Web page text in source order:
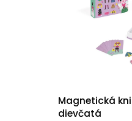
Magnetická
dievčatá